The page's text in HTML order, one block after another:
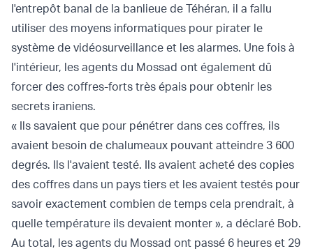
l'entrepôt banal de la banlieue de Téhéran, il a fallu
utiliser des moyens informatiques pour pirater le
système de vidéosurveillance et les alarmes. Une fois à
l'intérieur, les agents du Mossad ont également dû
forcer des coffres-forts très épais pour obtenir les
secrets iraniens.
« Ils savaient que pour pénétrer dans ces coffres, ils
avaient besoin de chalumeaux pouvant atteindre 3 600
degrés. Ils l'avaient testé. Ils avaient acheté des copies
des coffres dans un pays tiers et les avaient testés pour
savoir exactement combien de temps cela prendrait, à
quelle température ils devaient monter », a déclaré Bob.
Au total, les agents du Mossad ont passé 6 heures et 29